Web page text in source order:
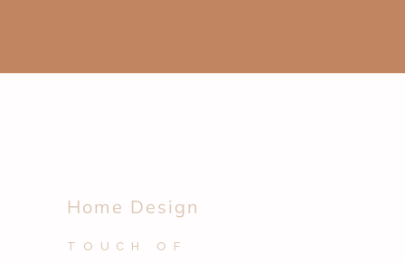
Home Design
TOUCH OF